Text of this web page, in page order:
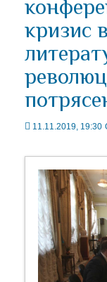
кризис
11.11.2019, 19:30